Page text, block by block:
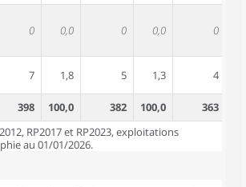
0 0,0 0 0,0 0
7 1,8 5 1,3 4
398 100,0 382 100,0 363
RP2017 et RP2023, exploitations
au 01/01/2026.